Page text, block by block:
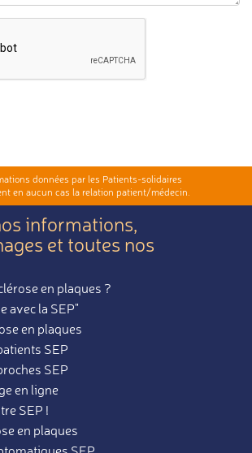
données par les Patients-solidaires
en aucun cas la relation patient/médecin.
informations,
et toutes nos
en plaques ?
avec la SEP"
en plaques
SEP
SEP
en ligne
SEP !
en plaques